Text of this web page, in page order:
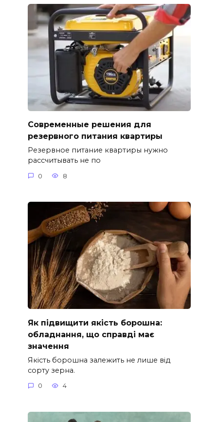
Современные решения для
резервного питания квартиры
Резервное питание квартиры нужно
рассчитывать не по
0 8
Як підвищити якість борошна:
обладнання, що справді має
значення
Якість борошна залежить не лише від
сорту зерна.
0 4